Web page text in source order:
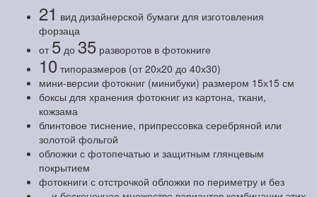
21 вид дизайнерской бумаги для изготовления
форзаца
от 5 до 35 разворотов в фотокниге
10 типоразмеров (от 20х20 до 40х30)
мини-версии фотокниг (минибуки) размером 15х15 см
боксы для хранения фотокниг из картона, ткани,
кожзама
блинтовое тиснение, припрессовка серебряной или
золотой фольгой
обложки с фотопечатью и защитным глянцевым
покрытием
фотокниги с отстрочкой обложки по периметру и без